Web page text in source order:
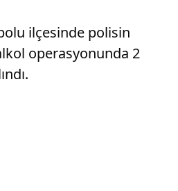
ilçesinde polisin
operasyonunda 2